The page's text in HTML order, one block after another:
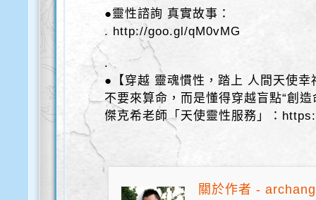
●靈性諮詢 真實故事：
. http://goo.gl/qM0vMG
.
●【穿越 靈魂慣性，踏上 人間天使幸
不要來算命，而是懂得穿越盲點“創造
傑克希老師「天使靈性服務」：
關於作者 -